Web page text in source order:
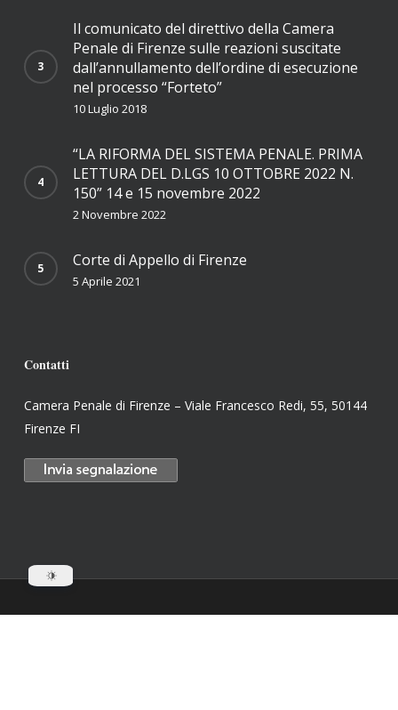
Il comunicato del direttivo della Camera
Penale di Firenze sulle reazioni suscitate
dall’annullamento dell’ordine di esecuzione
nel processo “Forteto”
10 Luglio 2018
“LA RIFORMA DEL SISTEMA PENALE. PRIMA
LETTURA DEL D.LGS 10 OTTOBRE 2022 N.
150” 14 e 15 novembre 2022
2 Novembre 2022
Corte di Appello di Firenze
5 Aprile 2021
Contatti
Camera Penale di Firenze – Viale Francesco Redi, 55, 50144
Firenze FI